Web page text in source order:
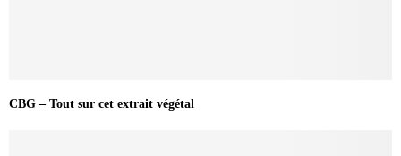
CBG – Tout sur cet extrait végétal